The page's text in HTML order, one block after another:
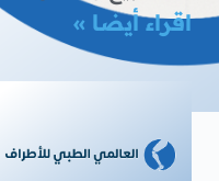
اقراء أيضا »